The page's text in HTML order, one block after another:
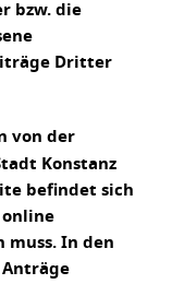
bzw. die
Dritter
von der
Konstanz
befindet sich
online
In den